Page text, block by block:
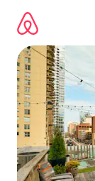
contenido